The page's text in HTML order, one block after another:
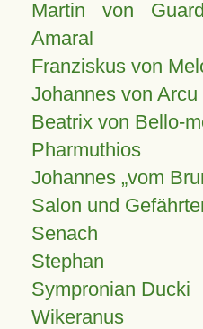
Martin von
Amaral
Franziskus von
Johannes von Arcu
Beatrix von Bello-
Pharmuthios
Johannes vom
Salon und
Senach
Stephan
Sympronian Ducki
Wikeranus